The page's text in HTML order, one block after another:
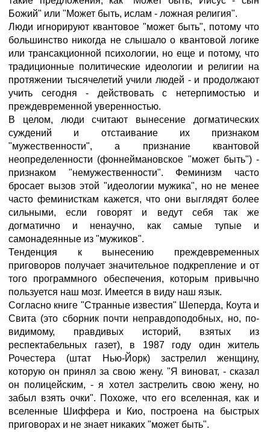
Божий" или "Может быть, ислам - ложная религия".
Люди игнорируют квантовое "может быть", потому что
большинство никогда не слышало о квантовой логике
или трансакционной психологии, но еще и потому, что
традиционные политические идеологии и религии на
протяжении тысячелетий учили людей - и продолжают
учить сегодня - действовать с нетерпимостью и
преждевременной уверенностью.
В целом, люди считают вынесение догматических
суждений и отстаивание их признаком
"мужественности", а признание квантовой
неопределенности (фоннеймановское "может быть") -
признаком "немужественности". Феминизм часто
бросает вызов этой "идеологии мужика", но не менее
часто феминисткам кажется, что они выглядят более
сильными, если говорят и ведут себя так же
догматично и ненаучно, как самые тупые и
самонадеянные из "мужиков".
Тенденция к вынесению преждевременных
приговоров получает значительное подкрепление и от
того программного обеспечения, которым привычно
пользуется наш мозг. Имеется в виду наш язык.
Согласно книге "Странные известия" Шеперда, Коута и
Свита (это сборник почти неправдоподобных, но, по-
видимому, правдивых историй, взятых из
респектабельных газет), в 1987 году один житель
Рочестера (штат Нью-Йорк) застрелил женщину,
которую он принял за свою жену. "Я виноват, - сказал
он полицейским, - я хотел застрелить свою жену, но
забыл взять очки". Похоже, что его вселенная, как и
вселенные Шиффера и Кио, построена на быстрых
приговорах и не знает никаких "может быть".